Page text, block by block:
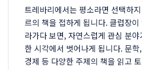
트레바리에서는 평소라면 선택하
르의 책을 접하게 됩니다. 클럽장
라가다 보면, 자연스럽게 관심 분
한 시각에서 벗어나게 됩니다. 문
경제 등 다양한 주제의 책을 읽고